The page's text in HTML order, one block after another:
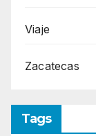
Viaje
Zacatecas
Tags